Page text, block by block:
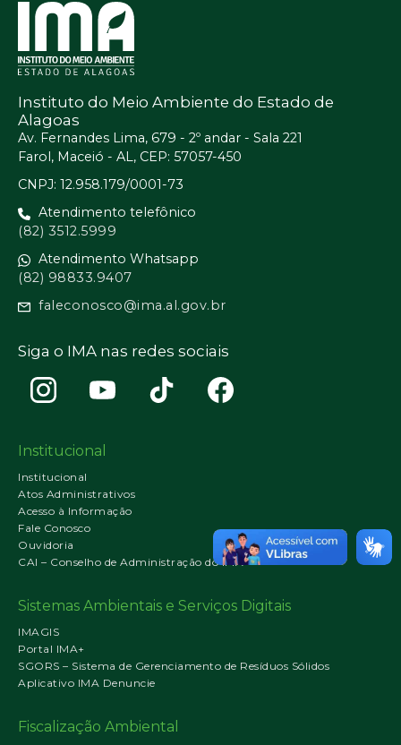
Instituto do Meio Ambiente do Estado de
Alagoas
Av. Fernandes Lima, 679 - 2º andar - Sala 221
Farol, Maceió - AL, CEP: 57057-450
CNPJ: 12.958.179/0001-73
Atendimento telefônico
(82) 3512.5999
Atendimento Whatsapp
(82) 98833.9407
faleconosco@ima.al.gov.br
Siga o IMA nas redes sociais
Institucional
Institucional
Atos Administrativos
Acesso à Informação
Fale Conosco
Ouvidoria
CAI – Conselho de Administração do IMA
Sistemas Ambientais e Serviços Digitais
IMAGIS
Portal IMA+
SGORS – Sistema de Gerenciamento de Resíduos Sólidos
Aplicativo IMA Denuncie
Fiscalização Ambiental